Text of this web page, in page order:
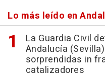
Lo más leído en
La Guardia Civil
Andalucía
sorprendidas in
catalizadores